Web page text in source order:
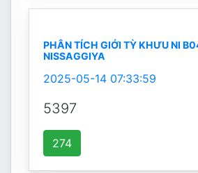
PHÂN TÍCH GIỚI TỲ KHƯU NI
NISSAGGIYA
2025-05-14 07:33:59
5397
274